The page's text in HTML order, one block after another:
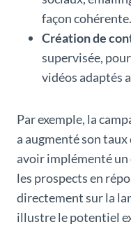
façon cohérente.
Création de
supervisée,
vidéos adaptés
Par exemple, la
a augmenté son taux
avoir implémenté un
les prospects en
directement sur la
illustre le potentiel